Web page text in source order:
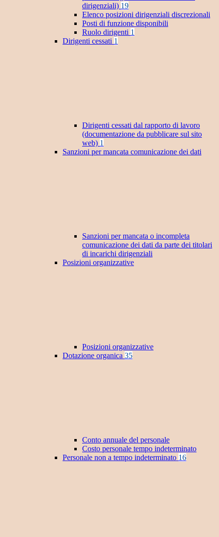
dirigenziali) 19
Elenco posizioni dirigenziali discrezionali
Posti di funzione disponibili
Ruolo dirigenti 1
Dirigenti cessati 1
Dirigenti cessati dal rapporto di lavoro
(documentazione da pubblicare sul sito
web) 1
Sanzioni per mancata comunicazione dei dati
Sanzioni per mancata o incompleta
comunicazione dei dati da parte dei titolari
di incarichi dirigenziali
Posizioni organizzative
Posizioni organizzative
Dotazione organica 35
Conto annuale del personale
Costo personale tempo indeterminato
Personale non a tempo indeterminato 16